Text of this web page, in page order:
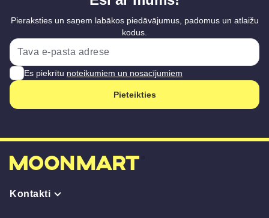
Pieraksties un saņem labākos piedāvājumus, padomus un atlaižu
kodus.
Es piekrītu noteikumiem un nosacījumiem
Pieteikties
Kontakti